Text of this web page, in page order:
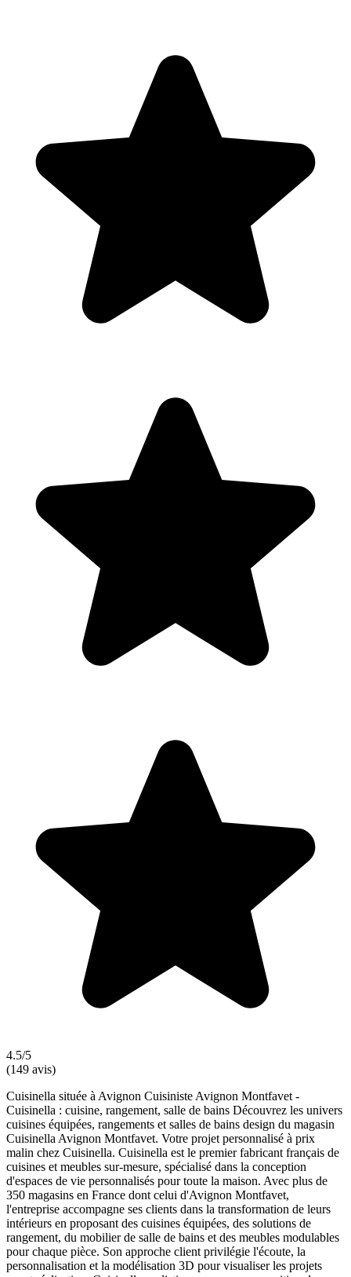
4.5/5
(149 avis)
Cuisinella située à Avignon Cuisiniste Avignon Montfavet -
Cuisinella : cuisine, rangement, salle de bains Découvrez les univers
cuisines équipées, rangements et salles de bains design du magasin
Cuisinella Avignon Montfavet. Votre projet personnalisé à prix
malin chez Cuisinella. Cuisinella est le premier fabricant français de
cuisines et meubles sur-mesure, spécialisé dans la conception
d'espaces de vie personnalisés pour toute la maison. Avec plus de
350 magasins en France dont celui d'Avignon Montfavet,
l'entreprise accompagne ses clients dans la transformation de leurs
intérieurs en proposant des cuisines équipées, des solutions de
rangement, du mobilier de salle de bains et des meubles modulables
pour chaque pièce. Son approche client privilégie l'écoute, la
personnalisation et la modélisation 3D pour visualiser les projets